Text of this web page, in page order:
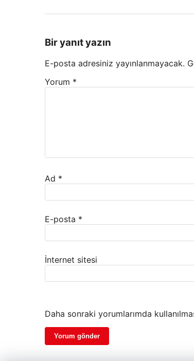
Bir yanıt yazın
E-posta adresiniz yayınlanmayacak.
Yorum *
Ad *
E-posta *
İnternet sitesi
Daha sonraki yorumlarımda